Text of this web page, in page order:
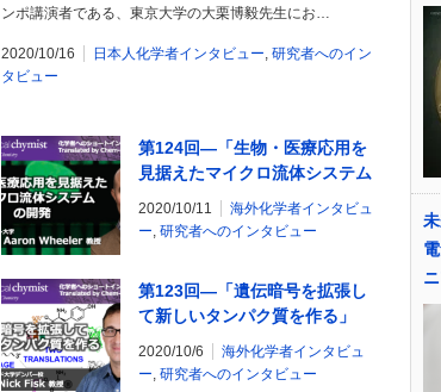
ンポ講演者である、東京大学の大栗博毅先生にお…
2020/10/16 日本人化学者インタビュー, 研究者へのイン
タビュー
第124回―「生物・医療応用を
見据えたマイクロ流体システム
の開発」Aaron Wheeler教授
2020/10/11
海外化学者インタビュ
ー, 研究者へのインタビュー
第123回―「遺伝暗号を拡張し
て新しいタンパク質を作る」
Nick Fisk教授
2020/10/6
海外化学者インタビュ
ー, 研究者へのインタビュー